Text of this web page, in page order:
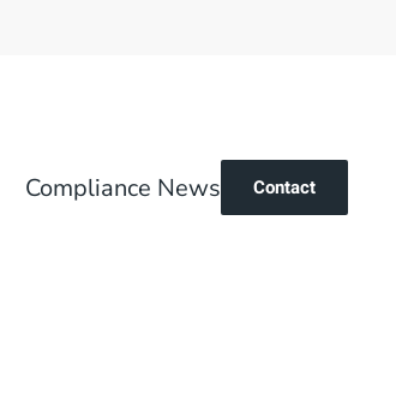
Compliance News Contact